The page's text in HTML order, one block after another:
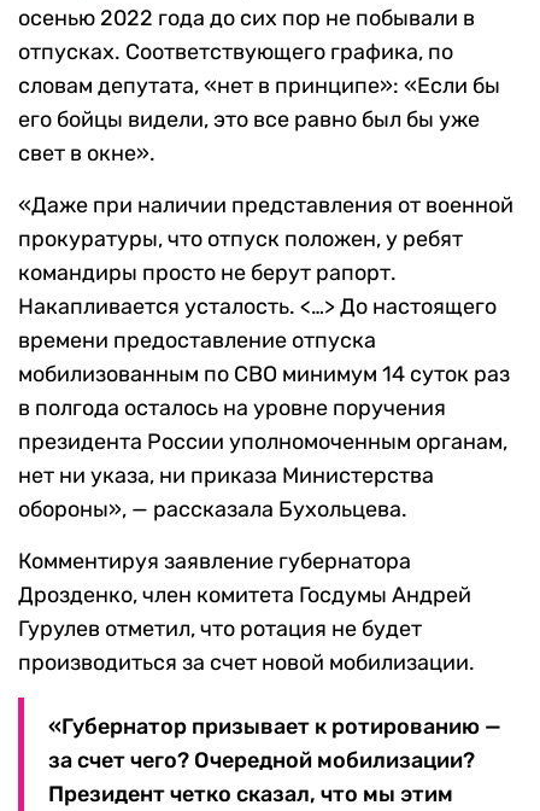
осенью 2022 года до сих пор не побывали в
отпусках. Соответствующего графика, по
словам депутата, «нет в принципе»: «Если бы
его бойцы видели, это все равно был бы уже
свет в окне».
«Даже при наличии представления от военной
прокуратуры, что отпуск положен, у ребят
командиры просто не берут рапорт.
Накапливается усталость. <…> До настоящего
времени предоставление отпуска
мобилизованным по СВО минимум 14 суток раз
в полгода осталось на уровне поручения
президента России уполномоченным органам,
нет ни указа, ни приказа Министерства
обороны», — рассказала Бухольцева.
Комментируя заявление губернатора
Дрозденко, член комитета Госдумы Андрей
Гурулев отметил, что ротация не будет
производиться за счет новой мобилизации.
«Губернатор призывает к ротированию —
за счет чего? Очередной мобилизации?
Президент четко сказал, что мы этим